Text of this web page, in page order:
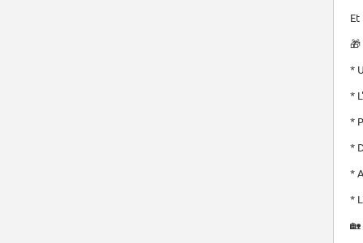
Et
🎁
*
*
*
*
*
*
🏡